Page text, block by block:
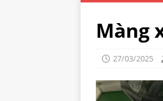
Màng
27/03/2025